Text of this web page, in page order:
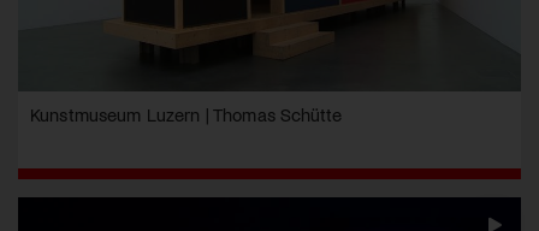
Kunstmuseum Luzern | Thomas Schütte